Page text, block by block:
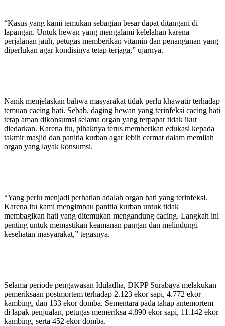
“Kasus yang kami temukan sebagian besar dapat ditangani di
lapangan. Untuk hewan yang mengalami kelelahan karena
perjalanan jauh, petugas memberikan vitamin dan penanganan yang
diperlukan agar kondisinya tetap terjaga,” ujarnya.
Nanik menjelaskan bahwa masyarakat tidak perlu khawatir terhadap
temuan cacing hati. Sebab, daging hewan yang terinfeksi cacing hati
tetap aman dikonsumsi selama organ yang terpapar tidak ikut
diedarkan. Karena itu, pihaknya terus memberikan edukasi kepada
takmir masjid dan panitia kurban agar lebih cermat dalam memilah
organ yang layak konsumsi.
“Yang perlu menjadi perhatian adalah organ hati yang terinfeksi.
Karena itu kami mengimbau panitia kurban untuk tidak
membagikan hati yang ditemukan mengandung cacing. Langkah ini
penting untuk memastikan keamanan pangan dan melindungi
kesehatan masyarakat,” tegasnya.
Selama periode pengawasan Iduladha, DKPP Surabaya melakukan
pemeriksaan postmortem terhadap 2.123 ekor sapi, 4.772 ekor
kambing, dan 133 ekor domba. Sementara pada tahap antemortem
di lapak penjualan, petugas memeriksa 4.890 ekor sapi, 11.142 ekor
kambing, serta 452 ekor domba.